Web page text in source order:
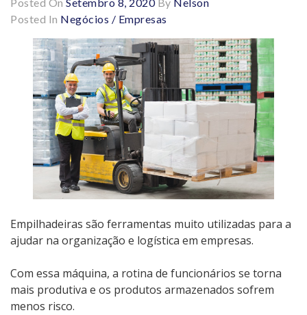
Posted In Negócios / Empresas
Empilhadeiras são ferramentas muito utilizadas para a
ajudar na organização e logística em empresas.
Com essa máquina, a rotina de funcionários se torna
mais produtiva e os produtos armazenados sofrem
menos risco.